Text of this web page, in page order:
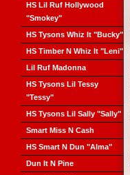
HS Lil Ruf Hollywood
"Smokey"
HS Tysons Whiz It "Bucky"
HS Timber N Whiz It "Leni"
Lil Ruf Madonna
HS Tysons Lil Tessy
"Tessy"
HS Tysons Lil Sally "Sally"
Smart Miss N Cash
HS Smart N Dun "Alma"
Dun It N Pine